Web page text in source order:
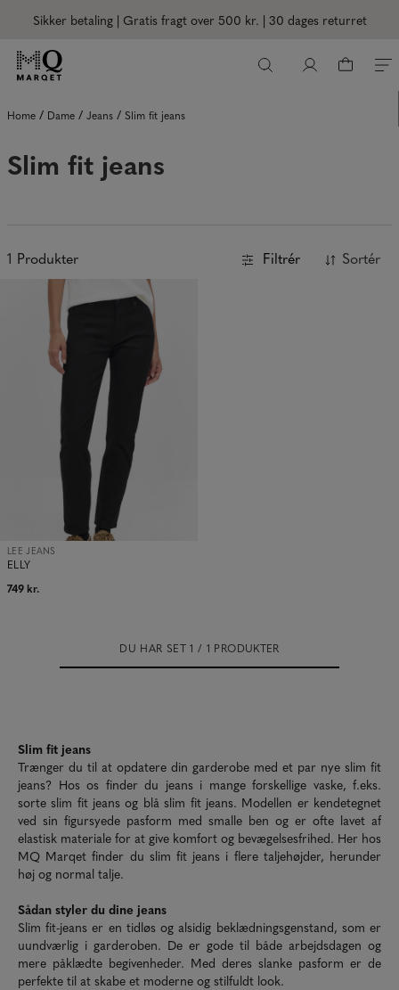
Sikker betaling | Gratis fragt over 500 kr. | 30 dages returret
Home / Dame / Jeans / Slim fit jeans
Slim fit jeans
1 Produkter Filtrér Sortér
ELLY
LEE JEANS
749 kr.
DU HAR SET 1 / 1 PRODUKTER
Slim fit jeans
Trænger du til at opdatere din garderobe med et par nye slim fit
jeans? Hos os finder du jeans i mange forskellige vaske, f.eks.
sorte slim fit jeans og blå slim fit jeans. Modellen er kendetegnet
ved sin figursyede pasform med smalle ben og er ofte lavet af
elastisk materiale for at give komfort og bevægelsesfrihed. Her hos
MQ Marqet finder du slim fit jeans i flere taljehøjder, herunder
høj og normal talje.
Sådan styler du dine jeans
Slim fit-jeans er en tidløs og alsidig beklædningsgenstand, som er
uundværlig i garderoben. De er gode til både arbejdsdagen og
mere påklædte begivenheder. Med deres slanke pasform er de
perfekte til at skabe et moderne og stilfuldt look.